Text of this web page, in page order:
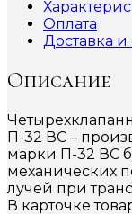
Оплата
Доставка
Описание
П-32 ВС –
марки П-32 ВС
механических
лучей при
В карточке